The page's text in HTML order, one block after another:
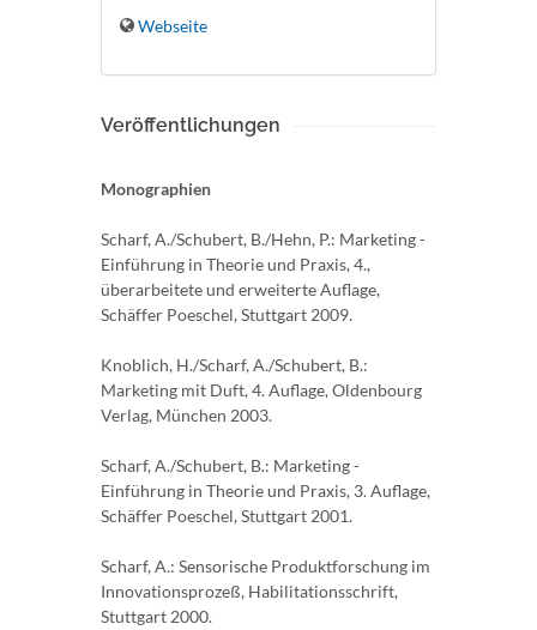
Webseite
Veröffentlichungen
Monographien
Scharf, A./Schubert, B./Hehn, P.: Marketing -
Einführung in Theorie und Praxis, 4.,
überarbeitete und erweiterte Auflage,
Schäffer Poeschel, Stuttgart 2009.
Knoblich, H./Scharf, A./Schubert, B.:
Marketing mit Duft, 4. Auflage, Oldenbourg
Verlag, München 2003.
Scharf, A./Schubert, B.: Marketing -
Einführung in Theorie und Praxis, 3. Auflage,
Schäffer Poeschel, Stuttgart 2001.
Scharf, A.: Sensorische Produktforschung im
Innovationsprozeß, Habilitationsschrift,
Stutt­gart 2000.